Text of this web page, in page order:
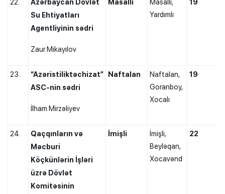
22.
Azərbaycan Dövlət
Su Ehtiyatları
Agentliyinin sədri
Zaur Mikayılov
Masallı
Masallı,
Yardımlı
19
23.
“Azəristiliktəchizat”
ASC-nin sədri
İlham Mirzəliyev
Naftalan
Naftalan,
Goranboy,
Xocalı
19
24.
Qaçqınların və
Məcburi
Köçkünlərin İşləri
üzrə Dövlət
Komitəsinin
İmişli
İmişli,
Beyləqan,
Xocavənd
22